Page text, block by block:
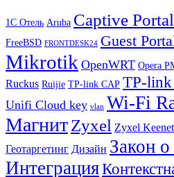
1С Отель Aruba Captive Portal
FreeBSD FRONTDESK24 Guest
Mikrotik OpenWRT Opera
Ruckus Ruijie TP-link CAP TP-
Unifi Cloud key vlan Wi-Fi
МагнитZyxel Zyxel
Геотаргетинг Дизайн Закон
Интеграция